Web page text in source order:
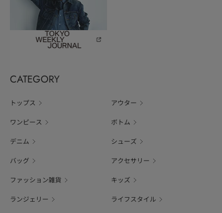
CATEGORY
トップス アウター
ワンピース ボトム
デニム シューズ
バッグ アクセサリー
ファッション雑貨 キッズ
ランジェリー ライフスタイル